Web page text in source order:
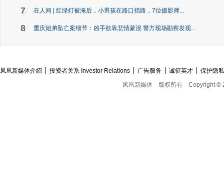
7 在人间 | 红绿灯被淹后，小男孩在路口指路，7位摄影师...
8 重庆姐弟坠亡案细节：凶手欲靠悲情蒙混 警方现场勘察发现...
凤凰新媒体介绍 投资者关系 Investor Relations 广告服务 诚征英才
保护隐
凤凰新媒体
版权所有 Copyright ©